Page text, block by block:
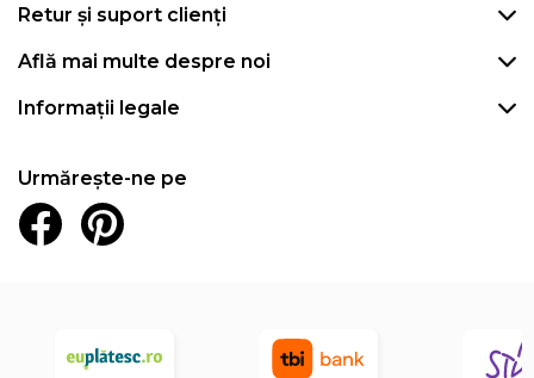
Retur și suport clienți
Află mai multe despre noi
Informații legale
Urmărește-ne pe